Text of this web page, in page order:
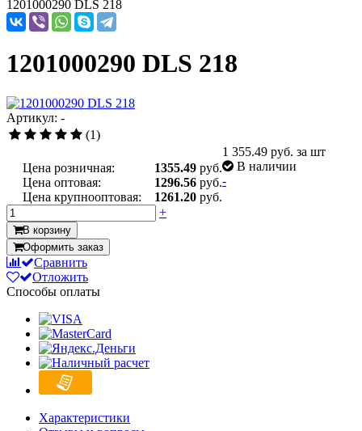
1201000290 DLS 218
1201000290 DLS 218
Артикул: -
(1)
Цена розничная: 1355.49 руб.
Цена оптовая:
1296.56 руб.
Цена крупнооптовая:
1261.20 руб.
1 355.49 руб. за шт
В наличии
-
+
В корзину
Оформить заказ
Сравнить
Отложить
Способы оплаты
Характеристики